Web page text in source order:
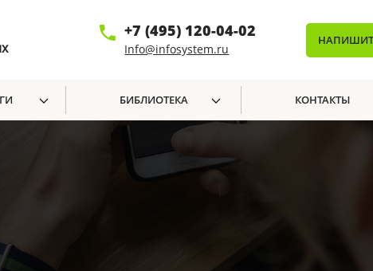
+7 (495) 120-04-02
Info@infosystem.ru
БИБЛИОТЕКА КОНТАКТЫ